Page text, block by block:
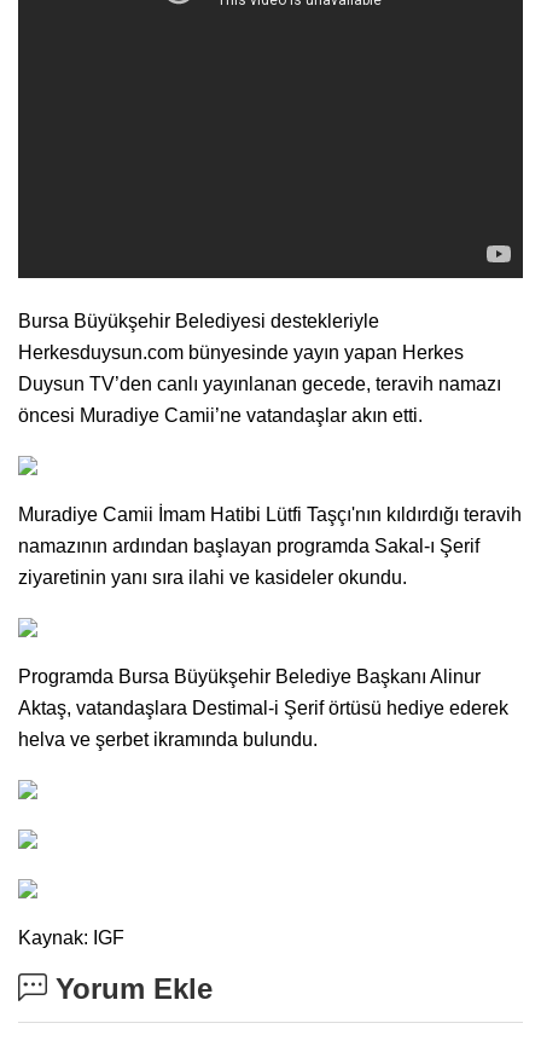
Bursa Büyükşehir Belediyesi destekleriyle
Herkesduysun.com bünyesinde yayın yapan Herkes
Duysun TV’den canlı yayınlanan gecede, teravih namazı
öncesi Muradiye Camii’ne vatandaşlar akın etti.
Muradiye Camii İmam Hatibi Lütfi Taşçı'nın kıldırdığı teravih
namazının ardından başlayan programda Sakal-ı Şerif
ziyaretinin yanı sıra ilahi ve kasideler okundu.
Programda Bursa Büyükşehir Belediye Başkanı Alinur
Aktaş, vatandaşlara Destimal-i Şerif örtüsü hediye ederek
helva ve şerbet ikramında bulundu.
Kaynak: IGF
Yorum Ekle